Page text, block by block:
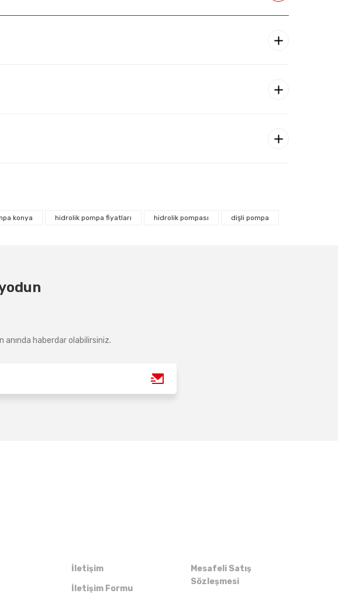
konya hidrolik pompa fiyatları hidrolik pompası dişli pompa
haberdar olabilirsiniz.
İletişim
İletişim Formu
Mesafeli Satış
Sözleşmesi